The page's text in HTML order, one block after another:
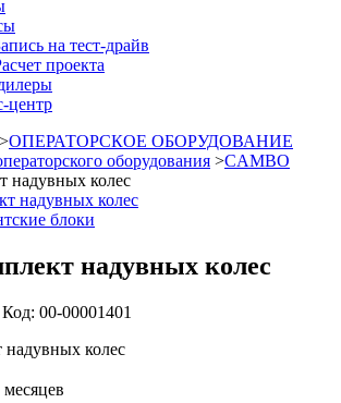
на тест-драйв
проекта
центр
>ОПЕРАТОРСКОЕ ОБОРУДОВАНИЕ
оборудования >CAMBO
надувных колес
блоки
надувных колес
00-00001401
колес
месяцев